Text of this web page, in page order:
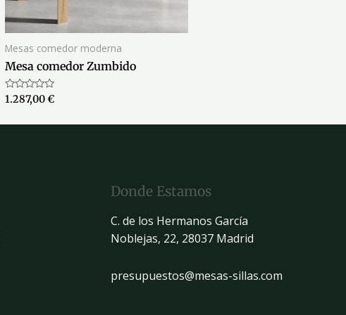
Mesas comedor moderna
Mesa comedor Zumbido
Valorado
de
1.287,00€
Donde Estamos
C. de los Hermanos García
Noblejas, 22, 28037 Madrid
presupuestos@mesas-sillas.com